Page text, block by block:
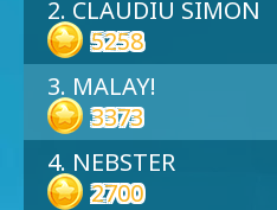
2. CLAUDIU SIMON
5258
3. MALAY!
3373
4. NEBSTER
2700